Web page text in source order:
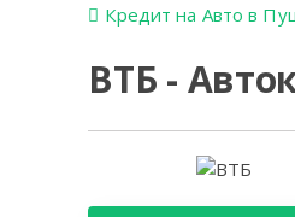
Кредит на Авто в
ВТБ -